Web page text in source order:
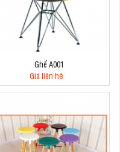
Ghế A001
Giá liên hệ